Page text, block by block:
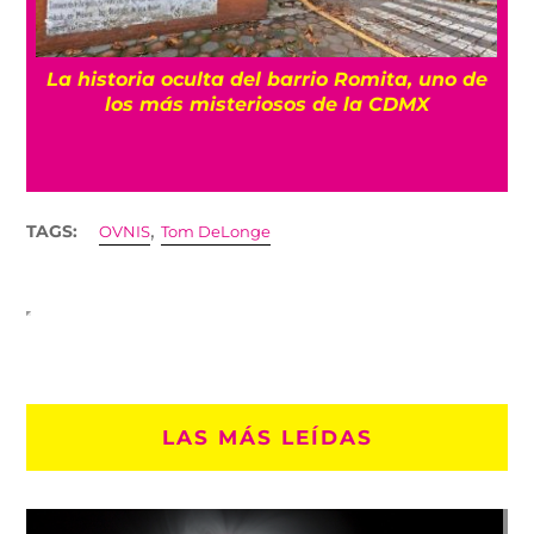
La historia oculta del barrio Romita, uno de
los más misteriosos de la CDMX
TAGS: OVNIS,Tom DeLonge
LAS MÁS LEÍDAS